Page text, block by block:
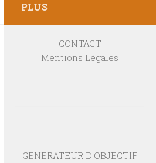
PLUS
CONTACT
Mentions Légales
GENERATEUR D'OBJECTIF